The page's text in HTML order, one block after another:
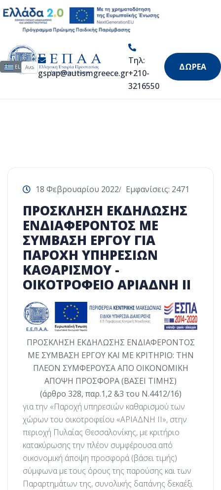
Επιλέξτε τη γλώσσα σας
EL Αναζήτηση...
gspap@autismgreece.gr
Τηλ:
+210-
3216550
ΔΩΡΕΑ
Αριάδνη ΙΙ
ΠΡΟΣΚΛΗΣΗ ΕΚΔΗΛΩΣΗΣ
ΕΝΔΙΑΦΕΡΟΝΤΟΣ ΜΕ
ΣΥΜΒΑΣΗ ΕΡΓΟΥ ΓΙΑ
ΠΑΡΟΧΗ ΥΠΗΡΕΣΙΩΝ
ΚΑΘΑΡΙΣΜΟΥ -
ΟΙΚΟΤΡΟΦΕΙΟ ΑΡΙΑΔΝΗ ΙΙ
18 Φεβρουαρίου 2022 Εμφανίσεις: 2471
ΠΡΟΣΚΛΗΣΗ ΕΚΔΗΛΩΣΗΣ ΕΝΔΙΑΦΕΡΟΝΤΟΣ
ΜΕ ΣΥΜΒΑΣΗ ΕΡΓΟΥ ΚΑΙ ΜΕ ΚΡΙΤΗΡΙΟ: ΤΗΝ
ΠΛΕΟΝ ΣΥΜΦΕΡΟΥΣΑ ΑΠΟ ΟΙΚΟΝΟΜΙΚΗ
ΑΠΟΨΗ ΠΡΟΣΦΟΡΑ (ΒΑΣΕΙ ΤΙΜΗΣ)
(άρθρο 328, παρ.1,2 &3 του Ν.4412/16)
για την «Παροχή υπηρεσιών καθαρισμού των
χώρων του οικοτροφείου «ΑΡΙΑΔΝΗ ΙΙ», στην
περιοχή Πυλαίας Θεσσαλονίκης, με κριτήριο
κατακύρωσης την πλέον συμφέρουσα από
οικονομική άποψη προσφορά (βάσει τιμής)
σύμφωνα με τους όρους της παρούσης και των
Παραρτημάτων της, συνολικής δαπάνης δεκαέξι